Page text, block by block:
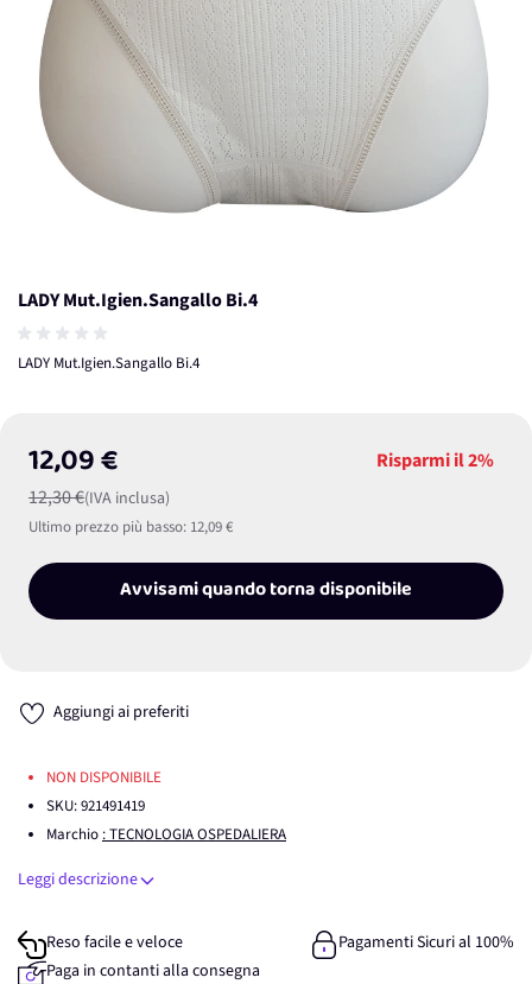
LADY Mut.Igien.Sangallo Bi.4
LADY Mut.Igien.Sangallo Bi.4
12,09 €
12,30 €(IVA inclusa)
Risparmi il2%
Ultimo prezzo più basso: 12,09 €
Avvisami quando torna disponibile
Aggiungi ai preferiti
NON DISPONIBILE
SKU:921491419
Marchio : TECNOLOGIA OSPEDALIERA
Leggi descrizione
Reso facile e veloce
Pagamenti Sicuri al 100%
Paga in contanti alla consegna